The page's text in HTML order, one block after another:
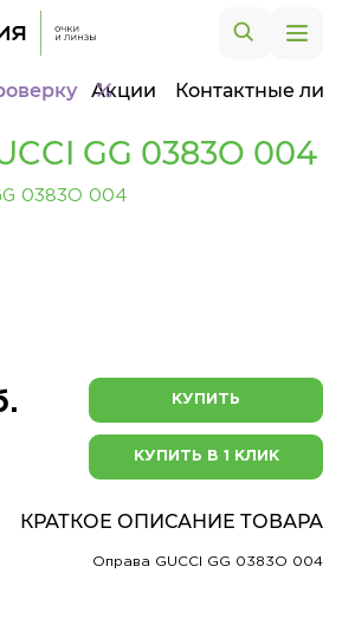
Акции Контактные
GG 0383O 004
КУПИТЬ
КУПИТЬ В 1 КЛИК
КРАТКОЕ ОПИСАНИЕ ТОВАРА
Оправа GUCCI GG 0383O 004